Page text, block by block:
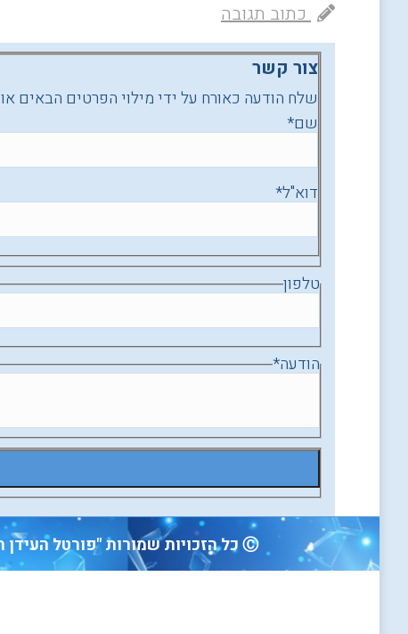
כתוב תגובה
צור קשר
שלח הודעה כאורח על ידי מילוי הפרטים הבאים או
שם*
דוא"ל*
טלפון
הודעה*
Ⓒ כל הזכויות שמורות "פורטל העידן החדש" -מיידעים ותקשורים לעידן החדש אינדקס מטפלים הוליסטיים, אירועים, קורסים ומוצרים